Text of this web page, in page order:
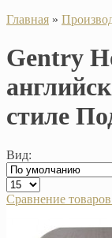
Главная »
Gentry
стиле
Вид:
Сравнение